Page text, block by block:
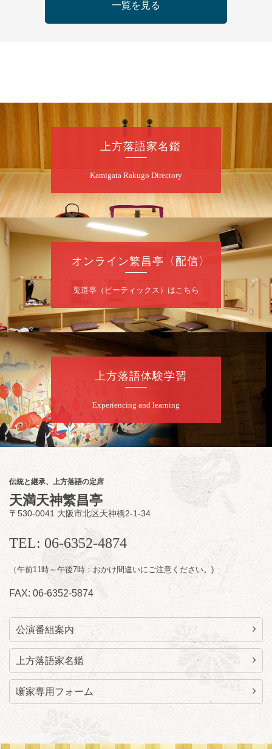
開演：午後6時（5時30分開場）全席指定
前売3,500円 当日4,000円
第98回 桂慶枝の早起き寄席～親子の噺
スペシャル～
僧」／桂三実「ワンワン」／桂慶枝「せんた
開演：午前10時（9時30分開場）1F全席指
定 2F全席自由
前売2,000円 当日2,500円 25歳以下前売・
当日共1,000円
お問合せ：落語ファクトリー 0120-874-315
8月 9 日（日）
昼席：番組案内
桂二豆／露の瑞／桂きん太郎／いわみせいじ
（似顔絵）／桂三扇／桂文太～仲入～笑福亭
笑利／笑福亭仁福／幸助福助（漫才）／桂春
若
8月9日（日）
らららのらくご会④
桂雀太「まんじゅうこわい」／桂三度「青
菜」／桂三実「ミュージック野菜ステーショ
ン」／桂九ノ一「胴乱の幸助」／代走みつく
に「なんのこっちゃねんあれこれ」
開演：午後6時（5時30分開場）全席指定
前売3,000円 当日3,500円
お問合せ：らららのらくご会予約事務局
090-6976-1777 email：
lalalanorakugo@gmail.com
一覧を見る
上方落語家名鑑
Kamigata Rakugo Directory
オンライン繁昌亭〈配信〉
莵道亭（ピーティックス）はこちら
上方落語体験学習
Experiencing and learning
伝統と継承、上方落語の定席
天満天神繁昌亭
〒530-0041 大阪市北区天神橋2-1-34
TEL: 06-6352-4874
（午前11時～午後7時：おかけ間違いにご注意ください。)
FAX: 06-6352-5874
公演番組案内
上方落語家名鑑
噺家専用フォーム